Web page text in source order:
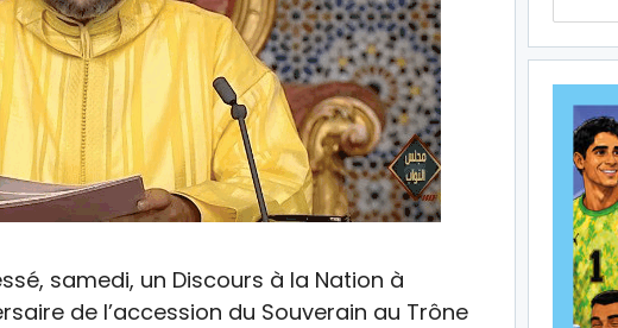
samedi, un Discours à la Nation à
de l’accession du Souverain au Trône